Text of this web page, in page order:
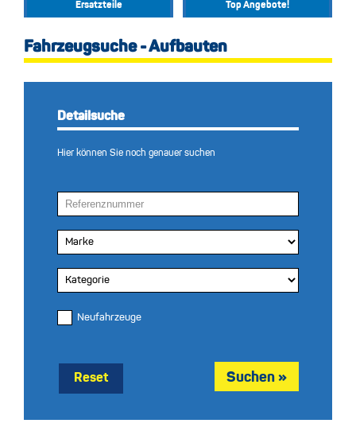
Ersatzteile Top Angebote!
Fahrzeugsuche - Aufbauten
Detailsuche
Hier können Sie noch genauer suchen
Neufahrzeuge
Reset